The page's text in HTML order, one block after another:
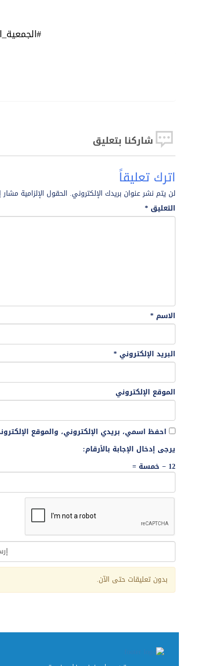
شاركنا بتعليق
اترك تعليقاً
لن يتم نشر عنوان بريدك الإلكتروني. الحقول الإلزامية مشار
التعليق *
الاسم *
البريد الإلكتروني *
الموقع الإلكتروني
احفظ اسمي، بريدي الإلكتروني، والموقع
يرجى إدخال الإجابة بالأرقام:
12 − خمسة =
بدون تعليقات حتى الآن.